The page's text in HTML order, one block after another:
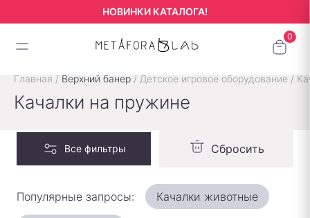
НОВИНКИ КАТАЛОГА!
Главная / Верхний банер / Детское игровое оборудование /
Качалки на пружине
Все фильтры Сбросить
Популярные запросы: Качалки животные